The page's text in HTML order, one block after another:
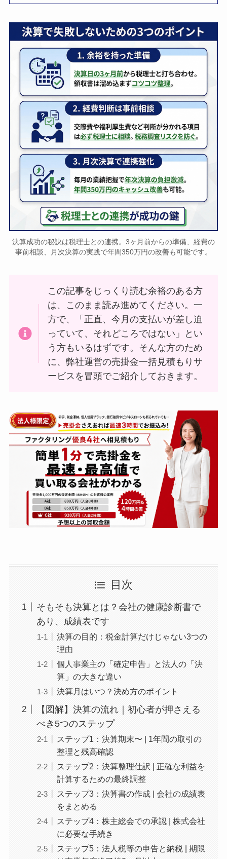
決算成功の秘訣は税理士との連携。3ヶ月前からの準備、経費の
事前相談、月次決算の実践で年間350万円の改善も可能です。
この記事をじっくり読む余裕のある方
は、このまま読み進めてください。一
方で、「正直、今月の支払いが差し迫
っていて、それどころではない」とい
う方もいるはずです。そんな方のため
に、弊社運営の売掛金一括見積もりサ
ービスを冒頭でご紹介しておきます。
目次
そもそも決算とは？会社の健康診断書で
あり、成績表です
決算の目的：税金計算だけじゃない3つの
理由
個人事業主の「確定申告」と法人の「決
算」の大きな違い
決算月はいつ？決め方のポイント
【図解】決算の流れ｜初心者が押さえる
べき5つのステップ
ステップ1：決算期末〜 | 1年間の取引の
整理と残高確認
ステップ2：決算整理仕訳 | 正確な利益を
計算するための最終調整
ステップ3：決算書の作成 | 会社の成績表
をまとめる
ステップ4：株主総会での承認 | 株式会社
に必要な手続き
ステップ5：法人税等の申告と納税 | 期限